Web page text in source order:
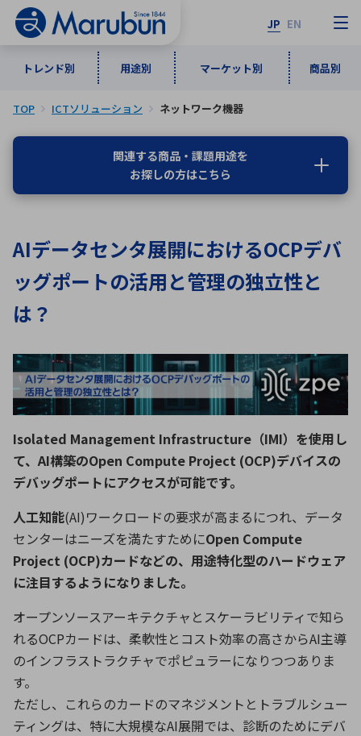
JP EN
トレンド別 用途別 マーケット別 商品別
トレンド別
インダストリアルDXソリューション
5G・Local 5G
ロボティクス（AI）
データセンタ・クラウド
ミリ波レーダー
ブログ｜ここから始まる最新技術
用途別
通信・ネットワーク
監視・セキュリティ
品質管理・検査
接着・接合
製品製造・加工
レーダ・衛星通信
照射
シミュレーター
マーケット別
情報通信 宇宙・防衛
民生 医療
商品別
計測・測定・表示機器 検査・分析機器
ICTソリューション 組立・ロボティクス
レーザー・光学部品 組込コンピュータ
特定用途向け・その他 サービス
医療機器
メーカ一覧
な行
は行 ま行
や行
ら行
わ行
A B C
D
H
I
J K
L
M
N O
P
U
W
Y
Z
検索
TOP ICTソリューション ネットワーク機器
関連する商品・課題用途を
お探しの方はこちら
AIデータセンタ展開におけるOCPデバ
ッグポートの活用と管理の独立性と
は？
Isolated Management Infrastructure（IMI）を使用し
て、AI構築のOpen Compute Project (OCP)デバイスの
デバッグポートにアクセスが可能です。
人工知能(AI)ワークロードの要求が高まるにつれ、データ
センターはニーズを満たすためにOpen Compute
Project (OCP)カードなどの、用途特化型のハードウェア
に注目するようになりました。
オープンソースアーキテクチャとスケーラビリティで知ら
れるOCPカードは、柔軟性とコスト効率の高さからAI主導
のインフラストラクチャでポピュラーになりつつありま
す。
ただし、これらのカードのマネジメントとトラブルシュー
ティングは、特に大規模なAI展開では、診断のためにデバ